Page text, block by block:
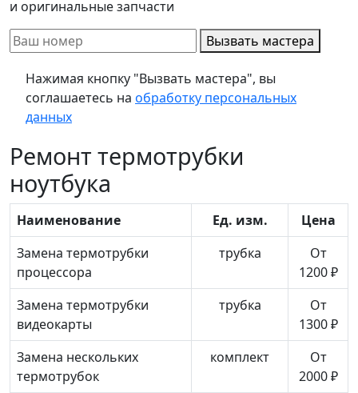
и оригинальные запчасти
Вызвать мастера
Нажимая кнопку "Вызвать мастера", вы
соглашаетесь на обработку персональных
данных
Ремонт термотрубки
ноутбука
Наименование Ед. изм.
Цена
Замена термотрубки
процессора
трубка
От
1200 ₽
Замена термотрубки
видеокарты
трубка
От
1300 ₽
Замена нескольких
термотрубок
комплект
От
2000 ₽